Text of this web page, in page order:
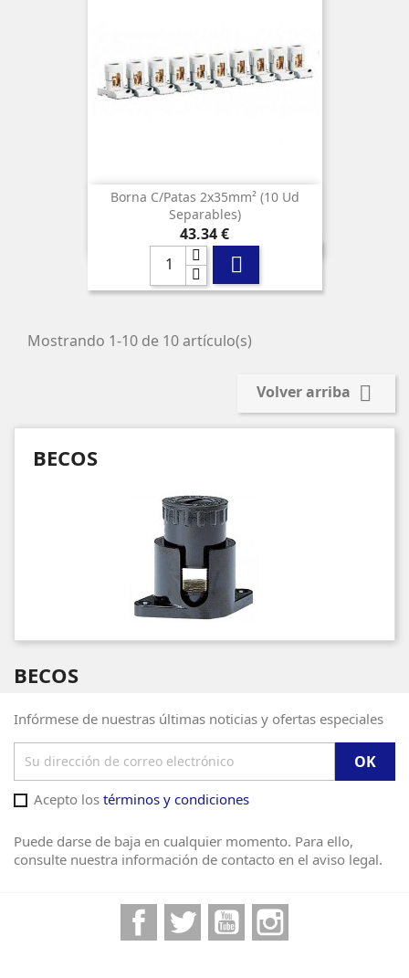
Borna C/patas 2x35mm² (10 Ud
Separables)
Precio
43,34 €

Mostrando 1-10 de 10 artículo(s)
Volver arriba 
BECOS
BECOS
Infórmese de nuestras últimas noticias y ofertas especiales
Acepto los términos y condiciones
Puede darse de baja en cualquier momento. Para ello,
consulte nuestra información de contacto en el aviso legal.
FacebookTwitter YouTube